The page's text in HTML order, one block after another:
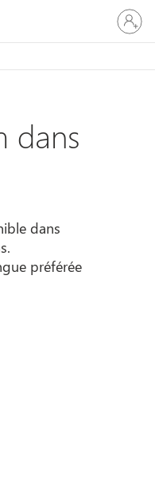
vous
à
compte
dans
dans
préférée